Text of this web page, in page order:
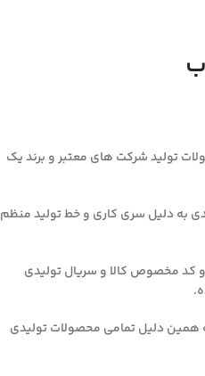
تولید شرکت های معتبر و برند یک
به دلیل سری کاری و خط تولید منظم
کد مخصوص کالا و سریال تولیدی
دلیل تمامی محصولات تولیدی